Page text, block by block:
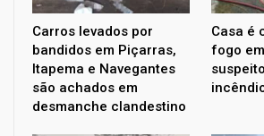
Carros levados por
bandidos em Piçarras,
Itapema e Navegantes
são achados em
desmanche clandestino
Casa é
fogo